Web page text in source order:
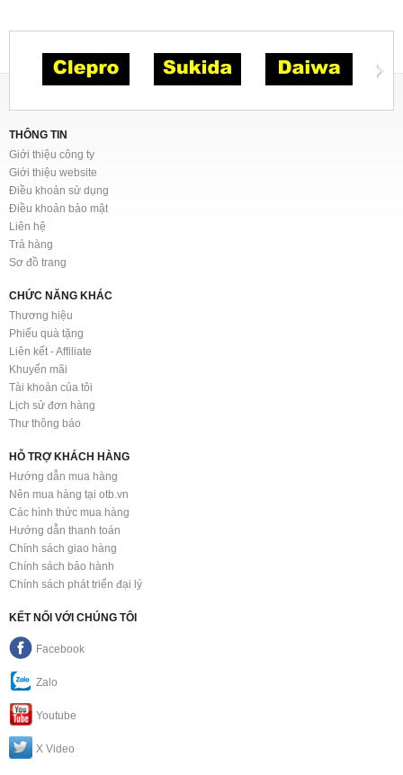
THÔNG TIN
Giới thiệu công ty
Giới thiệu website
Điều khoản sử dụng
Điều khoản bảo mật
Liên hệ
Trả hàng
Sơ đồ trang
CHỨC NĂNG KHÁC
Thương hiệu
Phiếu quà tặng
Liên kết - Affiliate
Khuyến mãi
Tài khoản của tôi
Lịch sử đơn hàng
Thư thông báo
HỖ TRỢ KHÁCH HÀNG
Hướng dẫn mua hàng
Nên mua hàng tại otb.vn
Các hình thức mua hàng
Hướng dẫn thanh toán
Chính sách giao hàng
Chính sách bảo hành
Chính sách phát triển đại lý
KẾT NỐI VỚI CHÚNG TÔI
Facebook
Zalo
Youtube
X Video